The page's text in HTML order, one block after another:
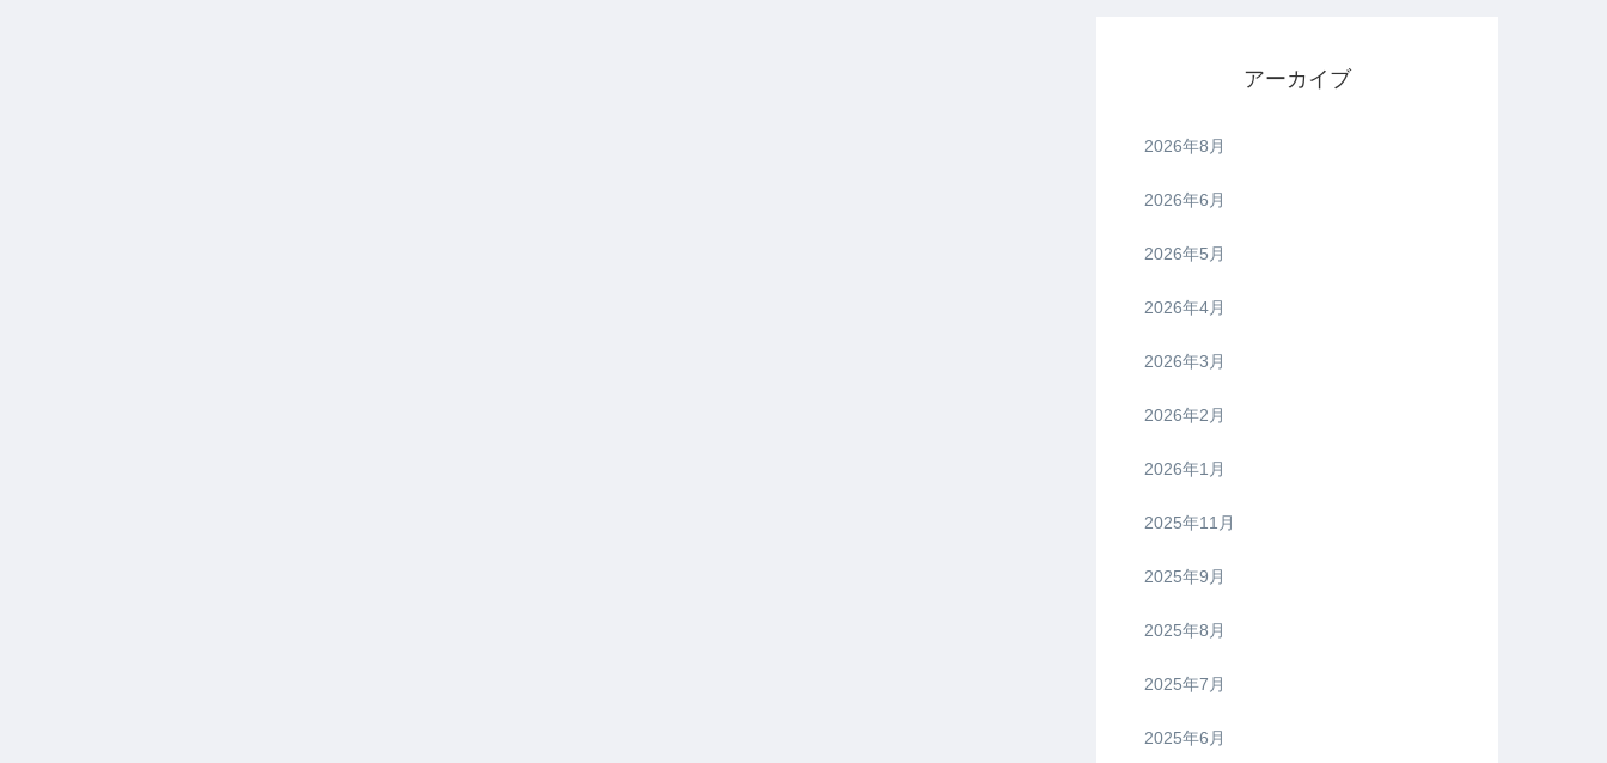
アーカイブ
2026年8月
2026年6月
2026年5月
2026年4月
2026年3月
2026年2月
2026年1月
2025年11月
2025年9月
2025年8月
2025年7月
2025年6月